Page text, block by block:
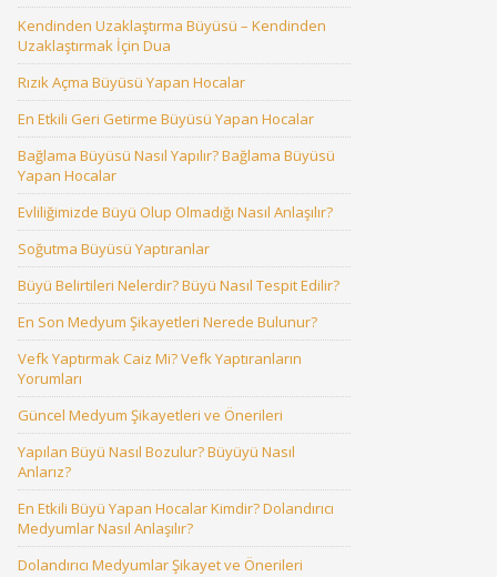
Kendinden Uzaklaştırma Büyüsü – Kendinden
Uzaklaştırmak İçin Dua
Rızık Açma Büyüsü Yapan Hocalar
En Etkili Geri Getirme Büyüsü Yapan Hocalar
Bağlama Büyüsü Nasıl Yapılır? Bağlama Büyüsü
Yapan Hocalar
Evliliğimizde Büyü Olup Olmadığı Nasıl Anlaşılır?
Soğutma Büyüsü Yaptıranlar
Büyü Belirtileri Nelerdir? Büyü Nasıl Tespit Edilir?
En Son Medyum Şikayetleri Nerede Bulunur?
Vefk Yaptırmak Caiz Mi? Vefk Yaptıranların
Yorumları
Güncel Medyum Şikayetleri ve Önerileri
Yapılan Büyü Nasıl Bozulur? Büyüyü Nasıl
Anlarız?
En Etkili Büyü Yapan Hocalar Kimdir? Dolandırıcı
Medyumlar Nasıl Anlaşılır?
Dolandırıcı Medyumlar Şikayet ve Önerileri